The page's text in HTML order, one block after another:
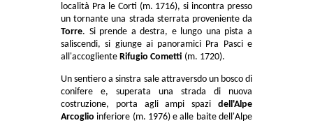
località Pra le Corti (m. 1716), si incontra presso
un tornante una strada sterrata proveniente da
Torre. Si prende a destra, e lungo una pista a
saliscendi, si giunge ai panoramici Pra Pasci e
all'accogliente Rifugio Cometti (m. 1720).
Un sentiero a sinstra sale attraversdo un bosco di
conifere e, superata una strada di nuova
costruzione, porta agli ampi spazi dell'Alpe
Arcoglio inferiore (m. 1976) e alle baite dell'Alpe